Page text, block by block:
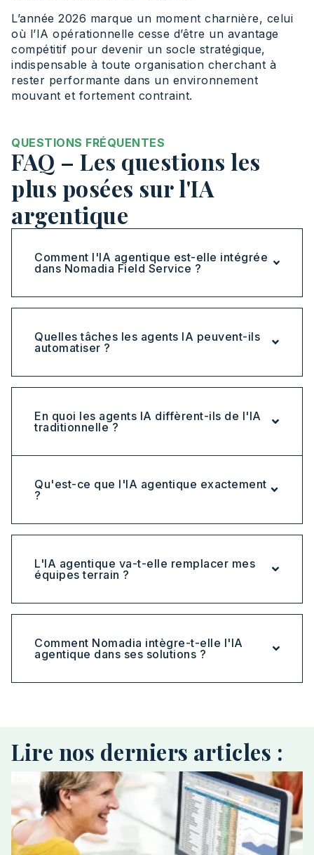
L’année 2026 marque un moment charnière, celui
où l’IA opérationnelle cesse d’être un avantage
compétitif pour devenir un socle stratégique,
indispensable à toute organisation cherchant à
rester performante dans un environnement
mouvant et fortement contraint.
QUESTIONS FRÉQUENTES
FAQ – Les questions les
plus posées sur l'IA
argentique
Comment l'IA agentique est-elle intégrée
dans Nomadia Field Service ?
Quelles tâches les agents IA peuvent-ils
automatiser ?
En quoi les agents IA diffèrent-ils de l'IA
traditionnelle ?
Qu'est-ce que l'IA agentique exactement
?
L'IA agentique va-t-elle remplacer mes
équipes terrain ?
Comment Nomadia intègre-t-elle l'IA
agentique dans ses solutions ?
Lire nos derniers articles :